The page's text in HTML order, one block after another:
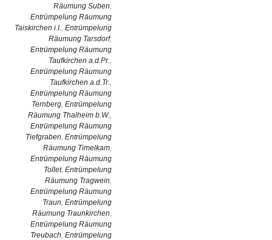
Räumung Suben,
Entrümpelung Räumung
Taiskirchen i.I., Entrümpelung
Räumung Tarsdorf,
Entrümpelung Räumung
Taufkirchen a.d.Pr.,
Entrümpelung Räumung
Taufkirchen a.d.Tr.,
Entrümpelung Räumung
Ternberg, Entrümpelung
Räumung Thalheim b.W.,
Entrümpelung Räumung
Tiefgraben, Entrümpelung
Räumung Timelkam,
Entrümpelung Räumung
Tollet, Entrümpelung
Räumung Tragwein,
Entrümpelung Räumung
Traun, Entrümpelung
Räumung Traunkirchen,
Entrümpelung Räumung
Treubach, Entrümpelung